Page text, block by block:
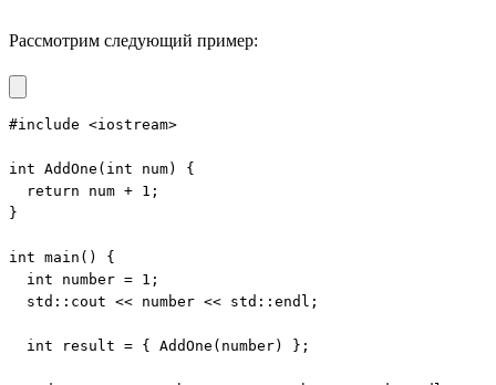
Рассмотрим следующий пример:
#include <iostream>
int AddOne(int num) {
  return num + 1;
}
int main() {
  int number = 1;
  std::cout << number << std::endl;
  int result = { AddOne(number) };